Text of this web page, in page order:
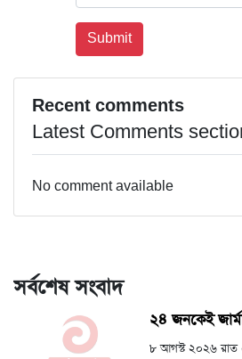
Recent comments
Latest Comments
No comment available
সর্বশেষ সংবাদ
২৪ জনকেই
৮ আগস্ট ২০২৬